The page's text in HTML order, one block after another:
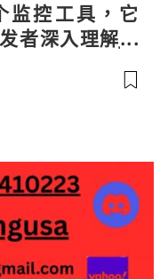
监控工具，它
者深入理解JV
机制和并发原
据，它将抽象